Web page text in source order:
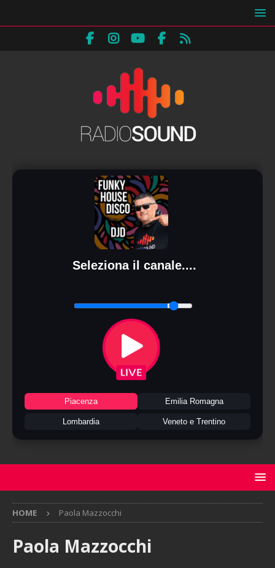
Seleziona il canale....
Piacenza Emilia Romagna
Lombardia Veneto e Trentino
HOME Paola Mazzocchi
Paola Mazzocchi